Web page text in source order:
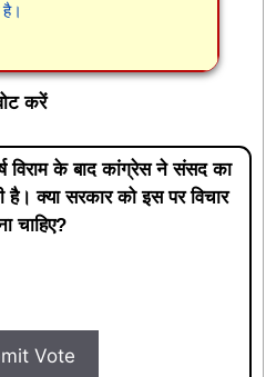
है।
करें
विराम के बाद कांग्रेस ने संसद का
क्या सरकार को इस पर विचार
चाहिए?
Vote